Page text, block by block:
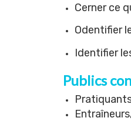
Cerner ce
Odentifier
Identifier
Publics